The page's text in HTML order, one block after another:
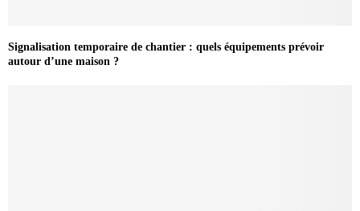
Signalisation temporaire de chantier : quels équipements prévoir
autour d’une maison ?